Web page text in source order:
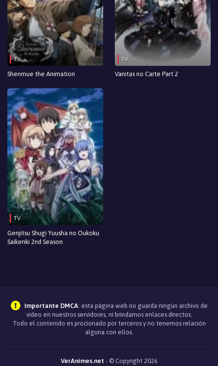
TV
Shenmue the Animation
TV
Vanitas no Carte Part 2
TV
Genjitsu Shugi Yuusha no Oukoku
Saikenki 2nd Season
Importante DMCA: esta página web no guarda ningún archivo de
video en nuestros servidores, ni brindamos enlaces directos.
Todo el contenido es procionado por terceros y no tenemos relación
alguna con ellos.
VerAnimes.net - © Copyright 2026